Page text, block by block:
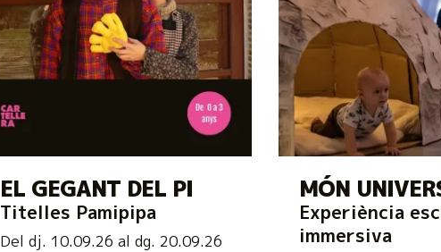
EL GEGANT DEL PI
Titelles Pamipipa
Del dj. 10.09.26 al dg. 20.09.26
MÓN
Experiència
immersiva